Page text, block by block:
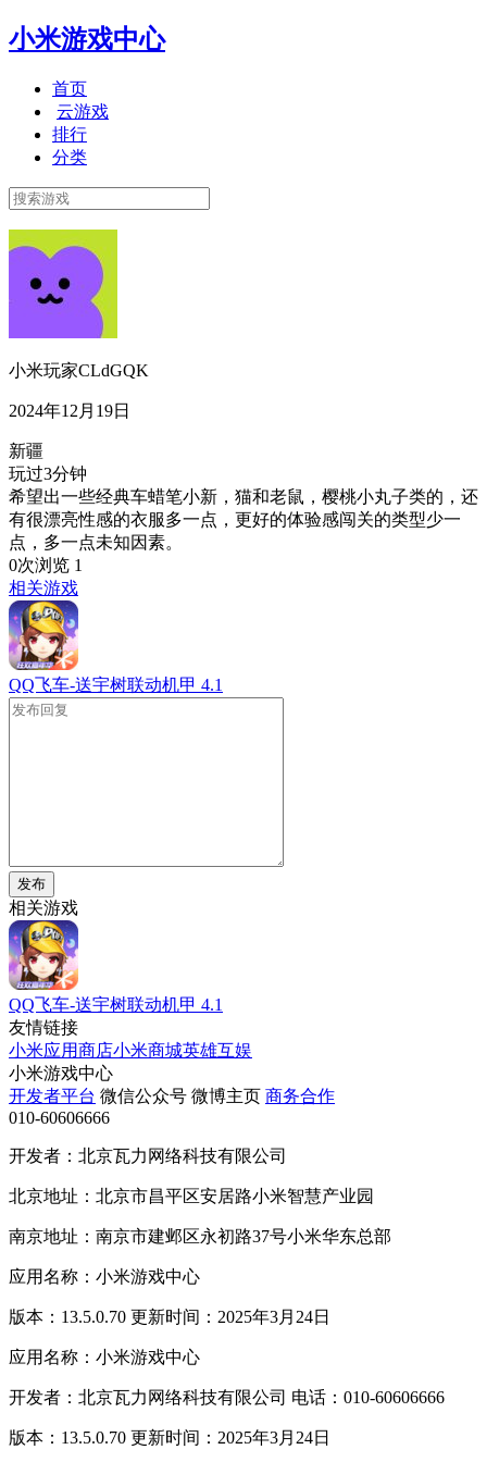
小米游戏中心
首页
云游戏
排行
分类
小米玩家CLdGQK
2024年12月19日
新疆
玩过3分钟
希望出一些经典车蜡笔小新，猫和老鼠，樱桃小丸子类的，还
有很漂亮性感的衣服多一点，更好的体验感闯关的类型少一
点，多一点未知因素。
0次浏览 1
相关游戏
QQ飞车-送宇树联动机甲 4.1
发布
相关游戏
QQ飞车-送宇树联动机甲 4.1
友情链接
小米应用商店小米商城英雄互娱
小米游戏中心
开发者平台 微信公众号 微博主页 商务合作
010-60606666
开发者：北京瓦力网络科技有限公司
北京地址：北京市昌平区安居路小米智慧产业园
南京地址：南京市建邺区永初路37号小米华东总部
应用名称：小米游戏中心
版本：13.5.0.70 更新时间：2025年3月24日
应用名称：小米游戏中心
开发者：北京瓦力网络科技有限公司 电话：010-60606666
版本：13.5.0.70 更新时间：2025年3月24日